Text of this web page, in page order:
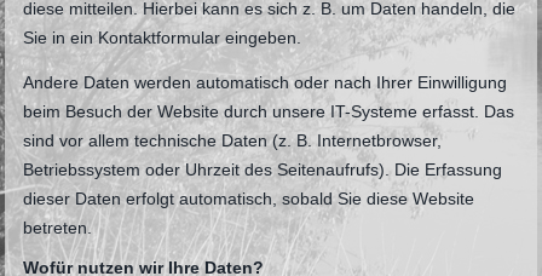
diese mitteilen. Hierbei kann es sich z. B. um Daten handeln, die
Sie in ein Kontaktformular eingeben.
Andere Daten werden automatisch oder nach Ihrer Einwilligung
beim Besuch der Website durch unsere IT-Systeme erfasst. Das
sind vor allem technische Daten (z. B. Internetbrowser,
Betriebssystem oder Uhrzeit des Seitenaufrufs). Die Erfassung
dieser Daten erfolgt automatisch, sobald Sie diese Website
betreten.
Wofür nutzen wir Ihre Daten?